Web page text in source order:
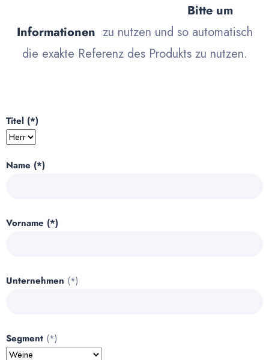
Bitte um
Informationen zu nutzen und so automatisch
die exakte Referenz des Produkts zu nutzen.
Titel (*)
Name (*)
Vorname (*)
Unternehmen (*)
Segment (*)